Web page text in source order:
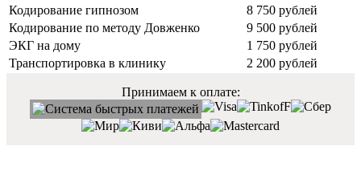
Кодирование гипнозом
8 750 рублей
Кодирование по методу Довженко
9 500 рублей
ЭКГ на дому
1 750 рублей
Транспортировка в клинику
2 200 рублей
Принимаем к оплате: